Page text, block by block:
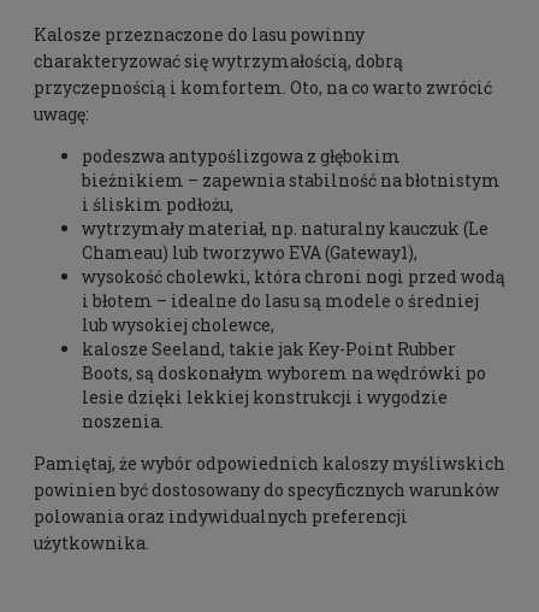
Kalosze przeznaczone do lasu powinny
charakteryzować się wytrzymałością, dobrą
przyczepnością i komfortem. Oto, na co warto zwrócić
uwagę:
podeszwa antypoślizgowa z głębokim
bieżnikiem – zapewnia stabilność na błotnistym
i śliskim podłożu,
wytrzymały materiał, np. naturalny kauczuk (Le
Chameau) lub tworzywo EVA (Gateway1),
wysokość cholewki, która chroni nogi przed wodą
i błotem – idealne do lasu są modele o średniej
lub wysokiej cholewce,
kalosze Seeland, takie jak Key-Point Rubber
Boots, są doskonałym wyborem na wędrówki po
lesie dzięki lekkiej konstrukcji i wygodzie
noszenia.
Pamiętaj, że wybór odpowiednich kaloszy myśliwskich
powinien być dostosowany do specyficznych warunków
polowania oraz indywidualnych preferencji
użytkownika.